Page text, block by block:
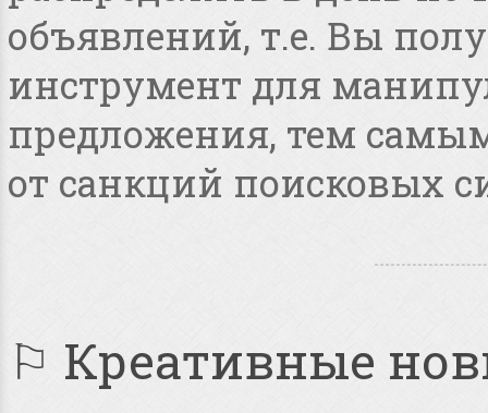
объявлений, т.е. Вы
инструмент для
предложения, тем
от санкций поисковых
⚐ Креативные